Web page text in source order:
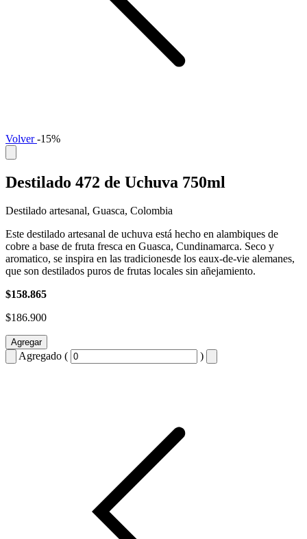
Volver-15%
Destilado 472 de Uchuva 750ml
Destilado artesanal, Guasca, Colombia
Este destilado artesanal de uchuva está hecho en alambiques de
cobre a base de fruta fresca en Guasca, Cundinamarca. Seco y
aromatico, se inspira en las tradicionesde los eaux-de-vie alemanes,
que son destilados puros de frutas locales sin añejamiento.
$158.865
$186.900
Agregar
Agregado ( )